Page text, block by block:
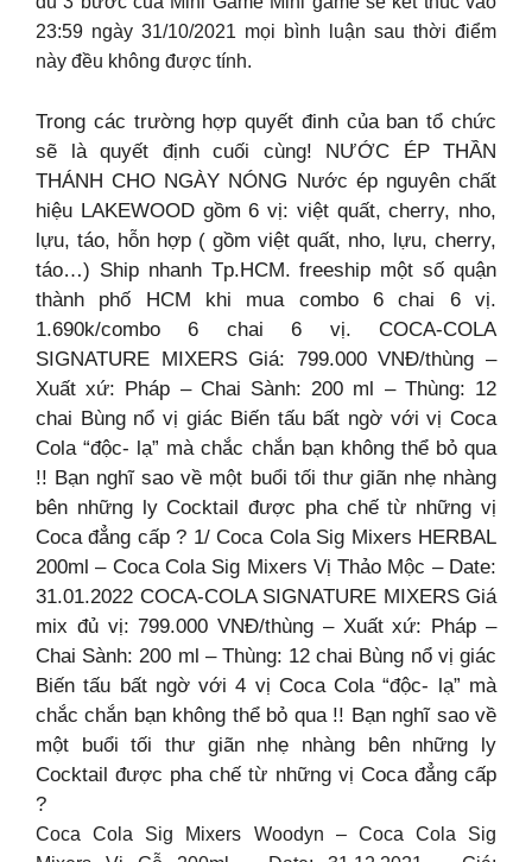
23:59 ngày 31/10/2021 mọi bình luận sau thời điểm
này đều không được tính.
Trong các trường hợp quyết đinh của ban tổ chức
sẽ là quyết định cuối cùng! NƯỚC ÉP THẦN
THÁNH CHO NGÀY NÓNG Nước ép nguyên chất
hiệu LAKEWOOD gồm 6 vị: việt quất, cherry, nho,
lựu, táo, hỗn hợp ( gồm việt quất, nho, lựu, cherry,
táo…) Ship nhanh Tp.HCM. freeship một số quận
thành phố HCM khi mua combo 6 chai 6 vị.
1.690k/combo 6 chai 6 vị. COCA-COLA
SIGNATURE MIXERS Giá: 799.000 VNĐ/thùng –
Xuất xứ: Pháp – Chai Sành: 200 ml – Thùng: 12
chai Bùng nổ vị giác Biến tấu bất ngờ với vị Coca
Cola “độc- lạ” mà chắc chắn bạn không thể bỏ qua
!! Bạn nghĩ sao về một buổi tối thư giãn nhẹ nhàng
bên những ly Cocktail được pha chế từ những vị
Coca đẳng cấp ? 1/ Coca Cola Sig Mixers HERBAL
200ml – Coca Cola Sig Mixers Vị Thảo Mộc – Date:
31.01.2022 COCA-COLA SIGNATURE MIXERS Giá
mix đủ vị: 799.000 VNĐ/thùng – Xuất xứ: Pháp –
Chai Sành: 200 ml – Thùng: 12 chai Bùng nổ vị giác
Biến tấu bất ngờ với 4 vị Coca Cola “độc- lạ” mà
chắc chắn bạn không thể bỏ qua !! Bạn nghĩ sao về
một buổi tối thư giãn nhẹ nhàng bên những ly
Cocktail được pha chế từ những vị Coca đẳng cấp
?
Coca Cola Sig Mixers Woodyn – Coca Cola Sig